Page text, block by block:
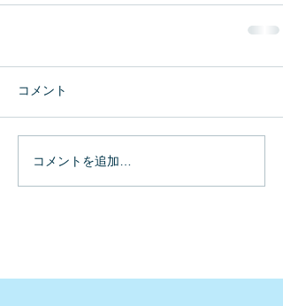
コメント
コメントを追加…